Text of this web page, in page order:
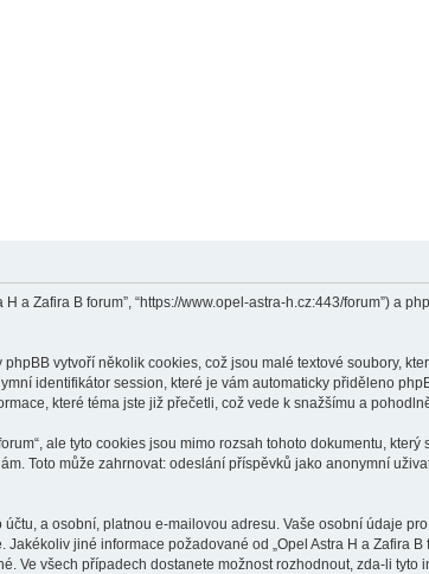
a Zafira B forum”, “https://www.opel-astra-h.cz:443/forum”) a
vytvoří několik cookies, což jsou malé textové soubory,
identifikátor session, které je vám automaticky přiděleno
které téma jste již přečetli, což vede k snažšímu a
ale tyto cookies jsou mimo rozsah tohoto dokumentu, který
Toto může zahrnovat: odeslání příspěvků jako anonymní
a osobní, platnou e-mailovou adresu. Vaše osobní údaje pro
jiné informace požadované od „Opel Astra H a Zafira B
Ve všech případech dostanete možnost rozhodnout, zda-li tyto